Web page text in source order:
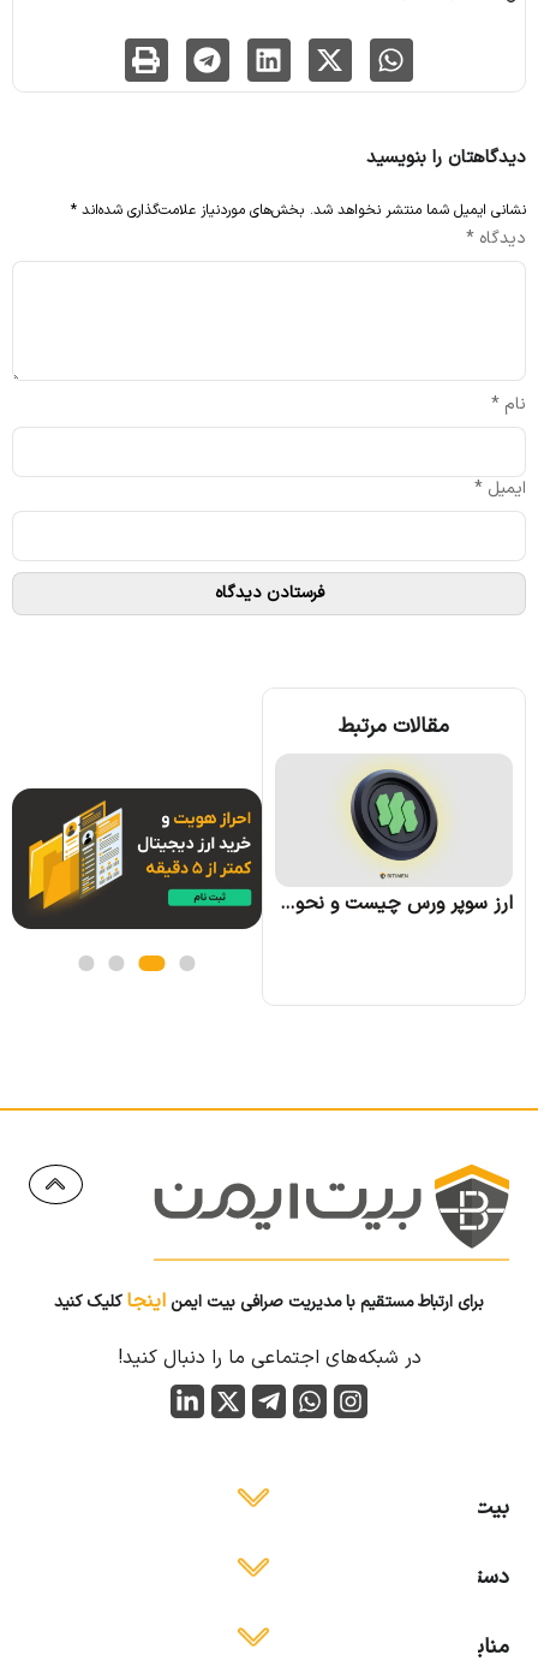
دیدگاهتان را بنویسید
نشانی ایمیل شما منتشر نخواهد شد. بخش‌های موردنیاز علامت‌گذاری شده‌اند *
دیدگاه *
نام *
ایمیل *
مقالات مرتبط
ارز سوپر ورس چیست و نحوه کسب درآمد از آن چگونه است؟
برای ارتباط مستقیم با مدیریت صرافی بیت ایمن اینجاکلیک کنید
در شبکه‌های اجتماعی ما را دنبال کنید!
بیت ایمن
دسترسی آسان
منابع آموزشی